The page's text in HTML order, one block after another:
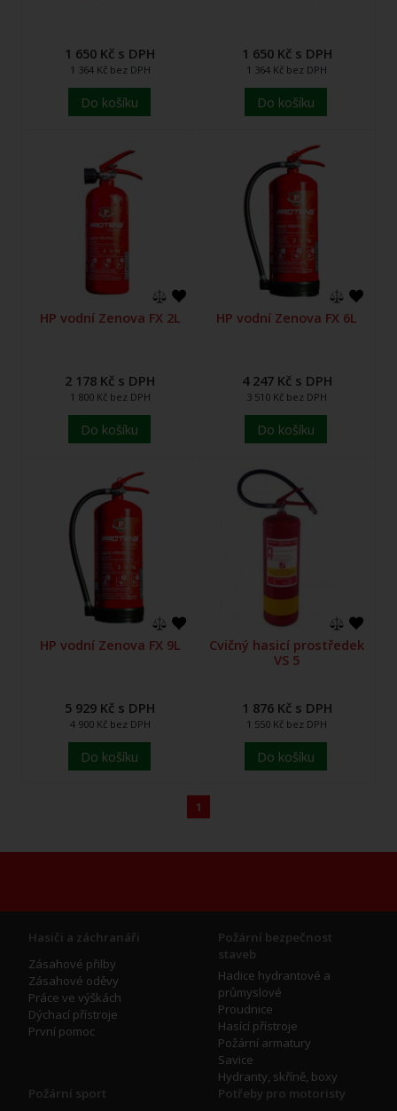
1 650 Kč s DPH
1 364 Kč bez DPH
Do košíku
1 650 Kč s DPH
1 364 Kč bez DPH
Do košíku
HP vodní Zenova FX 2L
2 178 Kč s DPH
1 800 Kč bez DPH
Do košíku
HP vodní Zenova FX 6L
4 247 Kč s DPH
3 510 Kč bez DPH
Do košíku
HP vodní Zenova FX 9L
5 929 Kč s DPH
4 900 Kč bez DPH
Do košíku
Cvičný hasicí prostředek
VS 5
1 876 Kč s DPH
1 550 Kč bez DPH
Do košíku
1
Hasiči a záchranáři
Zásahové přilby
Zásahové oděvy
Práce ve výškách
Dýchací přístroje
První pomoc
Požární bezpečnost
staveb
Hadice hydrantové a
průmyslové
Proudnice
Hasící přístroje
Požární armatury
Savice
Hydranty, skříně, boxy
Požární sport
Potřeby pro motoristy